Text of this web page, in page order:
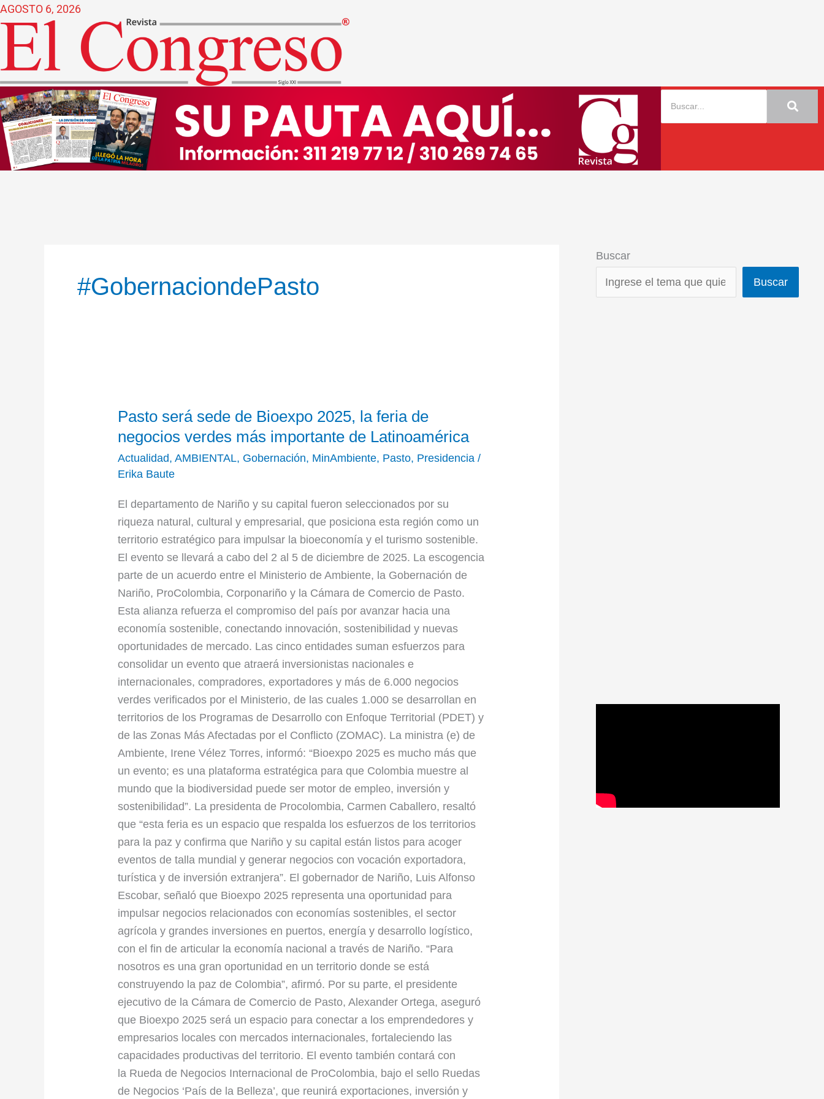
Ir
al
contenido
AGOSTO 6, 2026
#GobernaciondePasto
Pasto será sede de Bioexpo 2025, la feria de
negocios verdes más importante de Latinoamérica
Actualidad,AMBIENTAL, Gobernación, MinAmbiente, Pasto, Presidencia /
Erika Baute
El departamento de Nariño y su capital fueron seleccionados por su
riqueza natural, cu​ltural y empresarial, que posiciona esta región como un
territorio estratégico para impulsar la bioeconomía y el turismo sostenible.
El evento se llevará a cabo del 2 al 5 de diciembre de 2025. La escogencia
parte de un acuerdo entre el Ministerio de Ambiente, la Gobernación de
Nariño, ProColombia, Corponariño y la Cámara de Comercio de Pasto.
Esta alianza refuerza el compromiso del país por avanzar hacia una
economía sostenible, conectando innovación, sostenibilidad y nuevas
oportunidades de mercado. Las cinco entidades suman esfuerzos para
consolidar un evento que atraerá inversionistas nacionales e
internacionales, compradores, exportadores y más de 6.000 negocios
verdes verificados por el Ministerio, de las cuales 1.000 se desarrollan en
territorios de los Programas de Desarrollo con Enfoque Territorial (PDET) y
de las Zonas Más Afectadas por el Conflicto (ZOMAC). La ministra (e) de
Ambiente, Irene Vélez Torres, informó: “Bioexpo 2025 es mucho más que
un evento; es una plataforma estratégica para que Colombia muestre al
mundo que la biodiversidad puede ser motor de empleo, inversión y
sostenibilidad”. La presidenta de Procolombia, Carmen Caballero, resaltó
que “esta feria es un espacio que respalda los esfuerzos de los territorios
para la paz y confirma que Nariño y su capital están listos para acoger
eventos de talla mundial y generar negocios con vocación exportadora,
turística y de inversión extranjera”. El gobernador de Nariño, Luis Alfonso
Escobar, señaló que Bioexpo 2025 representa una oportunidad para
impulsar negocios relacionados con economías sostenibles, el sector
agrícola y grandes inversiones en puertos, energía y desarrollo logístico,
con el fin de articular la economía nacional a través de Nariño. “Para
nosotros es una gran oportunidad en un territorio donde se está
construyendo la paz de Colombia”, afirmó. Por su parte, el presidente
ejecutivo de la Cámara de Comercio de Pasto, Alexander Ortega, aseguró
que Bioexpo 2025 será un espacio para conectar a los emprendedores y
empresarios locales con mercados internacionales, fortaleciendo las
capacidades productivas del territorio. El evento también contará con
la Rueda de Negocios Internacional de ProColombia, bajo el sello Ruedas
de Negocios ‘País de la Belleza’, que reunirá exportaciones, inversión y
será
sede
de
Bioexpo
la
feria
de
negocios
verdes
más
importante
de
Latinoamérica
Buscar
Buscar